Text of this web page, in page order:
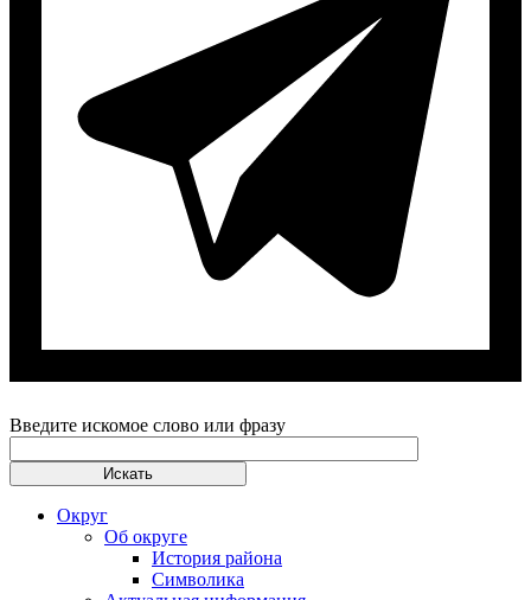
Введите искомое слово или фразу
Округ
Об округе
История района
Символика